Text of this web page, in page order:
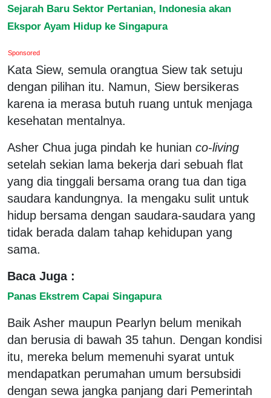
Sejarah Baru Sektor Pertanian, Indonesia akan
Ekspor Ayam Hidup ke Singapura
Sponsored
Kata Siew, semula orangtua Siew tak setuju
dengan pilihan itu. Namun, Siew bersikeras
karena ia merasa butuh ruang untuk menjaga
kesehatan mentalnya.
Asher Chua juga pindah ke hunian co-living
setelah sekian lama bekerja dari sebuah flat
yang dia tinggali bersama orang tua dan tiga
saudara kandungnya. Ia mengaku sulit untuk
hidup bersama dengan saudara-saudara yang
tidak berada dalam tahap kehidupan yang
sama.
Baca Juga :
Panas Ekstrem Capai Singapura
Baik Asher maupun Pearlyn belum menikah
dan berusia di bawah 35 tahun. Dengan kondisi
itu, mereka belum memenuhi syarat untuk
mendapatkan perumahan umum bersubsidi
dengan sewa jangka panjang dari Pemerintah